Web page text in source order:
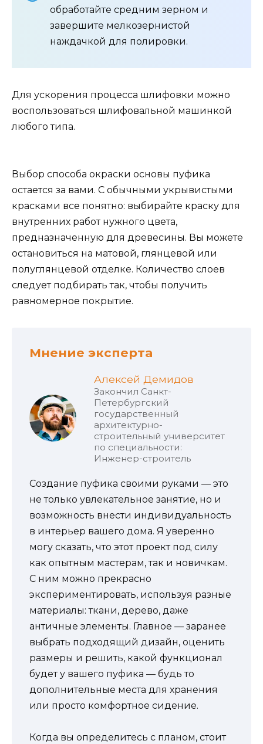
обработайте средним зерном и
завершите мелкозернистой
наждачкой для полировки.
Для ускорения процесса шлифовки можно
воспользоваться шлифовальной машинкой
любого типа.
Выбор способа окраски основы пуфика
остается за вами. С обычными укрывистыми
красками все понятно: выбирайте краску для
внутренних работ нужного цвета,
предназначенную для древесины. Вы можете
остановиться на матовой, глянцевой или
полуглянцевой отделке. Количество слоев
следует подбирать так, чтобы получить
равномерное покрытие.
Мнение эксперта
Алексей Демидов
Закончил Санкт-
Петербургский
государственный
архитектурно-
строительный университет
по специальности:
Инженер-строитель
Создание пуфика своими руками — это
не только увлекательное занятие, но и
возможность внести индивидуальность
в интерьер вашего дома. Я уверенно
могу сказать, что этот проект под силу
как опытным мастерам, так и новичкам.
С ним можно прекрасно
экспериментировать, используя разные
материалы: ткани, дерево, даже
античные элементы. Главное — заранее
выбрать подходящий дизайн, оценить
размеры и решить, какой функционал
будет у вашего пуфика — будь то
дополнительные места для хранения
или просто комфортное сидение.
Когда вы определитесь с планом, стоит